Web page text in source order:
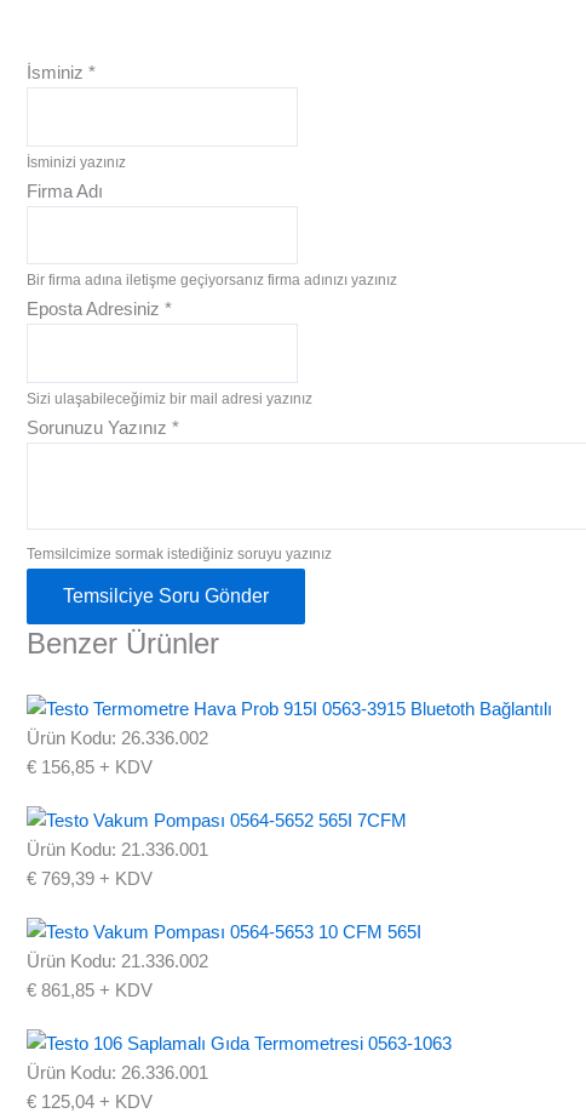
İsminiz *
İsminizi yazınız
Firma Adı
Bir firma adına iletişme geçiyorsanız firma adınızı yazınız
Eposta Adresiniz *
Sizi ulaşabileceğimiz bir mail adresi yazınız
Sorunuzu Yazınız *
Temsilcimize sormak istediğiniz soruyu yazınız
Temsilciye Soru Gönder
Benzer Ürünler
Ürün Kodu: 26.336.002
€ 156,85 + KDV
Ürün Kodu: 21.336.001
€ 769,39 + KDV
Ürün Kodu: 21.336.002
€ 861,85 + KDV
Ürün Kodu: 26.336.001
€ 125,04 + KDV